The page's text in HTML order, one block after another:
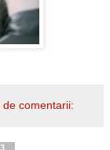
de comentarii: